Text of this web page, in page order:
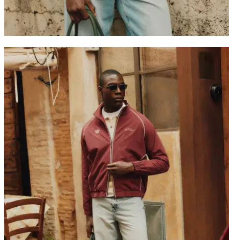
Collaborations
Prince / Les Deux
KB: The Anniversary Editions
Collections
Les Deux International ClubSummer 2026